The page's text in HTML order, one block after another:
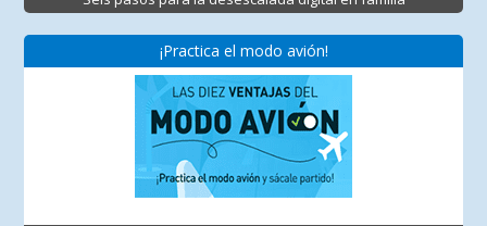
¡Practica el modo avión!